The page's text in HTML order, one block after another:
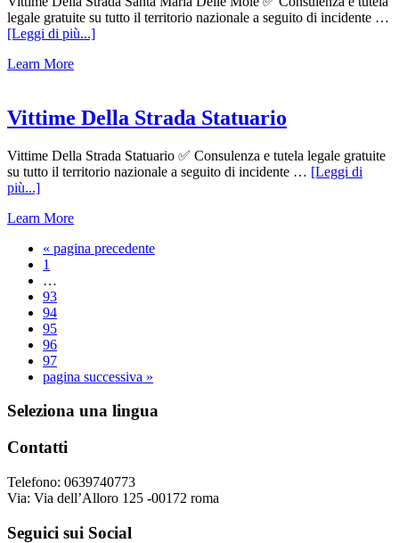
legale gratuite su tutto il territorio nazionale a seguito di incidente …
[Leggi di più...]infoVittime
Delle
Mole
Learn More
Vittime Della Strada Statuario
Vittime Della Strada Statuario ✅ Consulenza e tutela legale gratuite
su tutto il territorio nazionale a seguito di incidente … [Leggi di
più...]infoVittime
Strada
Learn More
« Vai
pagina precedente
Pagina
1
interim
omesse
…
Pagina
93
Pagina
94
Pagina
95
Pagina
96
Pagina
97
Vai
pagina successiva »
Footer
Seleziona una lingua
Contatti
Telefono: 0639740773
Via: Via dell’Alloro 125 -00172 roma
Seguici sui Social